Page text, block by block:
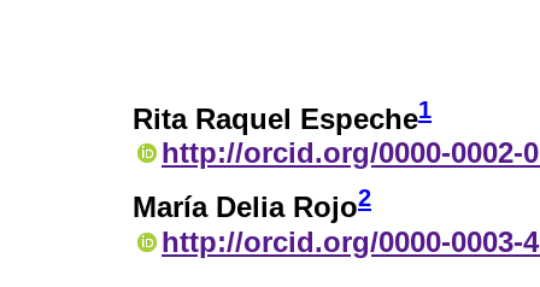
Rita Raquel Espeche1
http://orcid.org/0000-0002-
María Delia Rojo2
http://orcid.org/0000-0003-